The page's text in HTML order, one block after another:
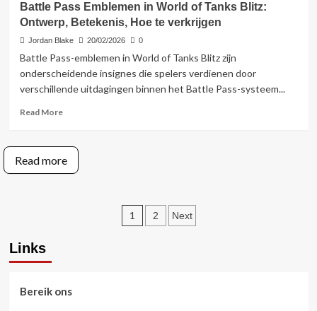
Pass
Skins
in
Tanks
Blitz:
Battle Pass Emblemen in World of Tanks Blitz:
Ontwerp, Betekenis, Hoe te verkrijgen
Jordan Blake 20/02/2026 0
Battle Pass-emblemen in World of Tanks Blitz zijn
onderscheidende insignes die spelers verdienen door
verschillende uitdagingen binnen het Battle Pass-systeem...
Read MoreRead
Battle
Pass
Emblemen
te
Read more
Posts
1 2 Next
Links
Bereik ons